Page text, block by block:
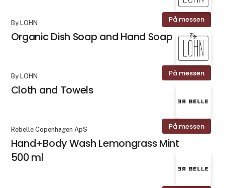
På messen
By LOHN
Organic Dish Soap and Hand Soap
På messen
By LOHN
Cloth and Towels
På messen
Rebelle Copenhagen ApS
Hand+Body Wash Lemongrass Mint
500 ml